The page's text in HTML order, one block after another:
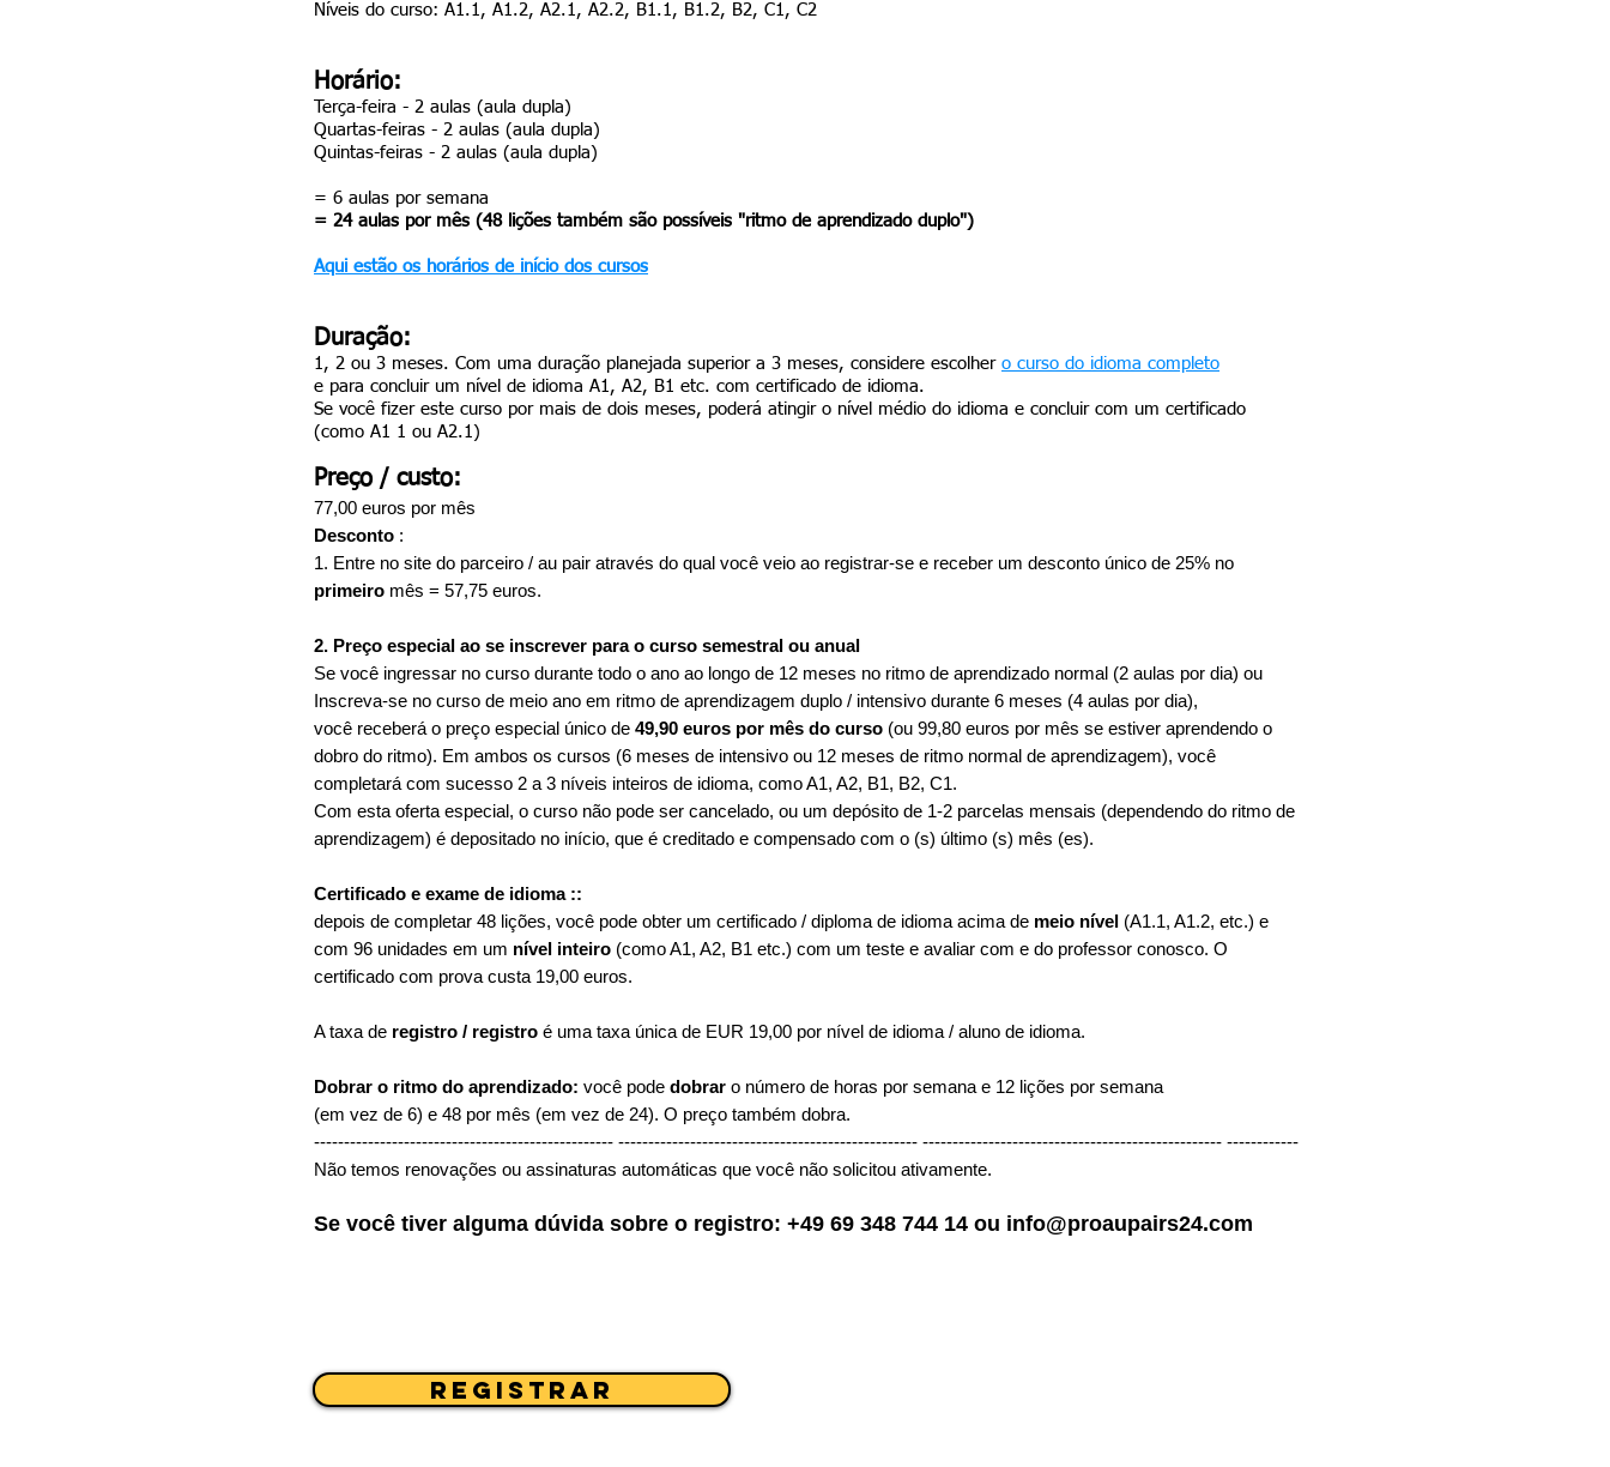
registrar
Níveis do curso: A1.1, A1.2, A2.1, A2.2, B1.1, B1.2, B2, C1, C2
Horário:
Terça-feira - 2 aulas (aula dupla)
Quartas-feiras - 2 aulas (aula dupla)
Quintas-feiras - 2 aulas (aula dupla)
= 6 aulas por semana
= 24 aulas por mês (48 lições também são possíveis "ritmo de aprendizado duplo")
Aqui estão os horários de início dos cursos
Duração:
1, 2 ou 3 meses. Com uma duração planejada superior a 3 meses, considere escolher o curso do idioma completo
e para concluir um nível de idioma A1, A2, B1 etc. com certificado de idioma.
Se você fizer este curso por mais de dois meses, poderá atingir o nível médio do idioma e concluir com um certificado
(como A1 1 ou A2.1)
Preço / custo:
77,00 euros por mês
Desconto :
1. Entre no site do parceiro / au pair através do qual você veio ao registrar-se e receber um desconto único de 25% no
primeiro mês = 57,75 euros.
2. Preço especial ao se inscrever para o curso semestral ou anual
Se você ingressar no curso durante todo o ano ao longo de 12 meses no ritmo de aprendizado normal (2 aulas por dia) ou
Inscreva-se no curso de meio ano em ritmo de aprendizagem duplo / intensivo durante 6 meses (4 aulas por dia),
você receberá o preço especial único de 49,90 euros por mês do curso (ou 99,80 euros por mês se estiver aprendendo o
dobro do ritmo). Em ambos os cursos (6 meses de intensivo ou 12 meses de ritmo normal de aprendizagem), você
completará com sucesso 2 a 3 níveis inteiros de idioma, como A1, A2, B1, B2, C1.
Com esta oferta especial, o curso não pode ser cancelado, ou um depósito de 1-2 parcelas mensais (dependendo do ritmo de
aprendizagem) é depositado no início, que é creditado e compensado com o (s) último (s) mês (es).
Certificado e exame de idioma ::
depois de completar 48 lições, você pode obter um certificado / diploma de idioma acima de meio nível (A1.1, A1.2, etc.) e
com 96 unidades em um nível inteiro (como A1, A2, B1 etc.) com um teste e avaliar com e do professor conosco. O
certificado com prova custa 19,00 euros.
A taxa de registro / registro é uma taxa única de EUR 19,00 por nível de idioma / aluno de idioma.
Dobrar o ritmo do aprendizado: você pode dobrar o número de horas por semana e 12 lições por semana
(em vez de 6) e 48 por mês (em vez de 24). O preço também dobra.
-------------------------------------------------- -------------------------------------------------- -------------------------------------------------- ------------
Não temos renovações ou assinaturas automáticas que você não solicitou ativamente.
Se você tiver alguma dúvida sobre o registro: +49 69 348 744 14 ou info@proaupairs24.com